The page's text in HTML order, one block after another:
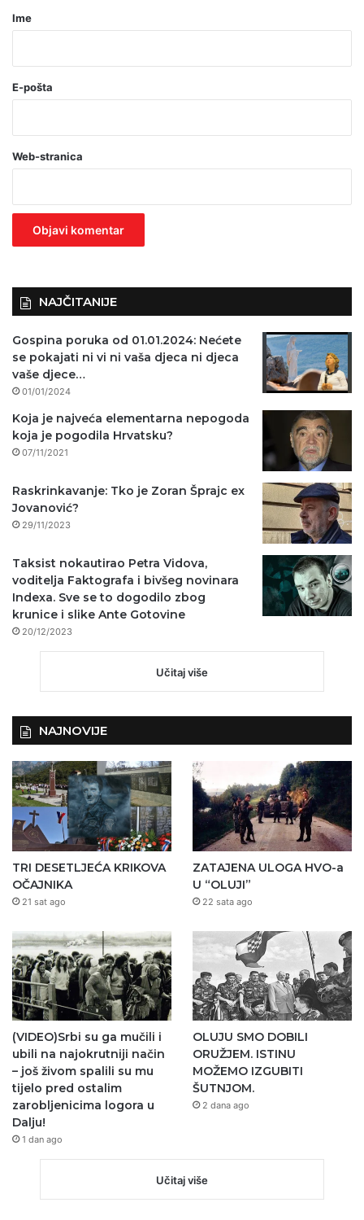
r
o
a
v
z
Ime
E-pošta
Web-stranica
NAJČITANIJE
Gospina poruka od 01.01.2024: Nećete
se pokajati ni vi ni vaša djeca ni djeca
vaše djece…
01/01/2024
Koja je najveća elementarna nepogoda
koja je pogodila Hrvatsku?
07/11/2021
Raskrinkavanje: Tko je Zoran Šprajc ex
Jovanović?
29/11/2023
Taksist nokautirao Petra Vidova,
voditelja Faktografa i bivšeg novinara
Indexa. Sve se to dogodilo zbog
krunice i slike Ante Gotovine
20/12/2023
Učitaj više
NAJNOVIJE
TRI DESETLJEĆA KRIKOVA
OČAJNIKA
21 sat ago
ZATAJENA ULOGA HVO-a
U “OLUJI”
22 sata ago
(VIDEO)Srbi su ga mučili i
ubili na najokrutniji način
– još živom spalili su mu
tijelo pred ostalim
zarobljenicima logora u
Dalju!
1 dan ago
OLUJU SMO DOBILI
ORUŽJEM. ISTINU
MOŽEMO IZGUBITI
ŠUTNJOM.
2 dana ago
Učitaj više